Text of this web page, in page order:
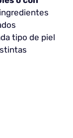
tipo de piel